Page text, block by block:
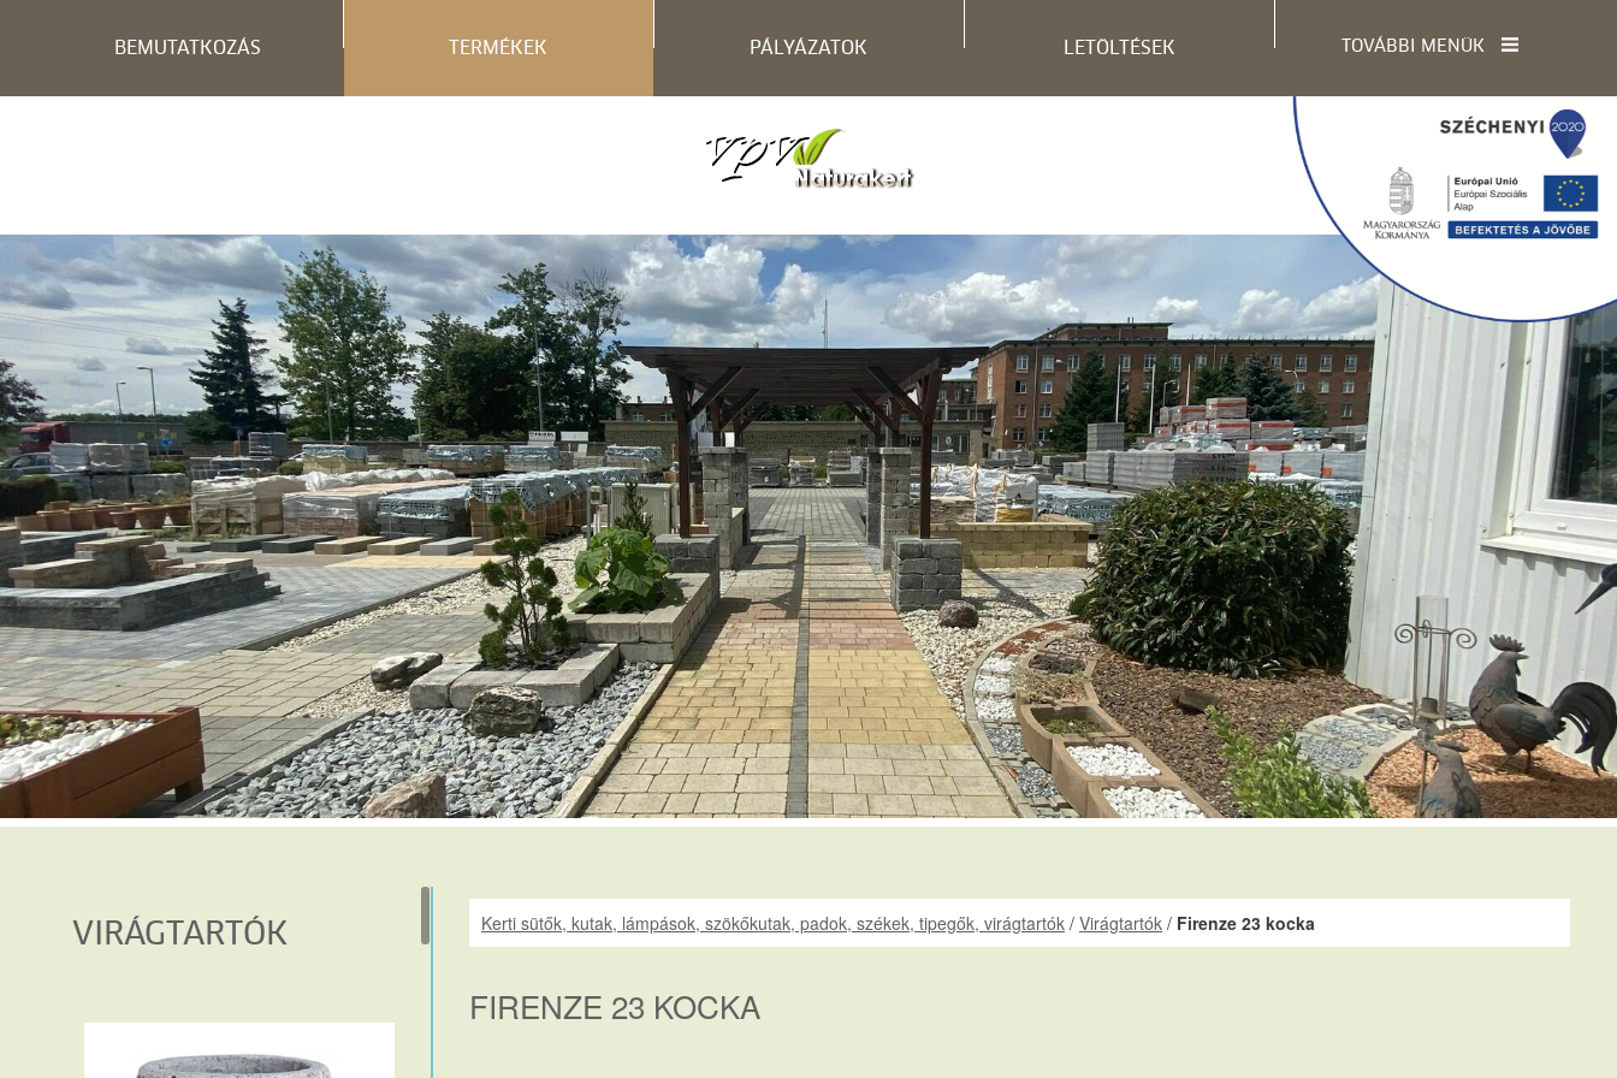
BEMUTATKOZÁS TERMÉKEK PÁLYÁZATOK LETÖLTÉSEK TOVÁBBI MENÜK
VIRÁGTARTÓK Kerti sütők, kutak, lámpások, szökőkutak, padok, székek, tipegők, virágtartók / Virágtartók / Firenze 23 kocka
FIRENZE 23 KOCKA